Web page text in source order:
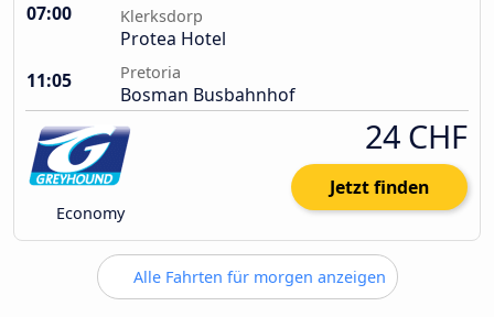
07:00 Klerksdorp
Protea Hotel
11:05
Pretoria
Bosman Busbahnhof
Economy
24 CHF
Jetzt finden
Alle Fahrten für morgen anzeigen